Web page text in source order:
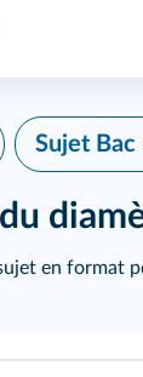
Sujet Bac
en format